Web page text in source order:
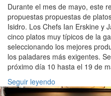
Durante el mes de mayo, este
propuestas propuestas de
Isidro. Los Chefs Ian Erskine y
cinco platos muy típicos de la
seleccionando los mejores
los paladares más exigentes.
próximo día 10 hasta el 19 de
Seguir leyendo